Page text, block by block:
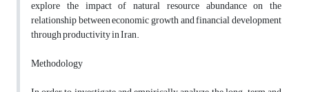
explore the impact of natural resource abundance on the
relationship between economic growth and financial development
through productivity in Iran.
Methodology